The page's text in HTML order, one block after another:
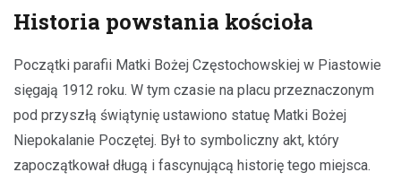
Historia powstania kościoła
Początki parafii Matki Bożej Częstochowskiej w Piastowie
sięgają 1912 roku. W tym czasie na placu przeznaczonym
pod przyszłą świątynię ustawiono statuę Matki Bożej
Niepokalanie Poczętej. Był to symboliczny akt, który
zapoczątkował długą i fascynującą historię tego miejsca.